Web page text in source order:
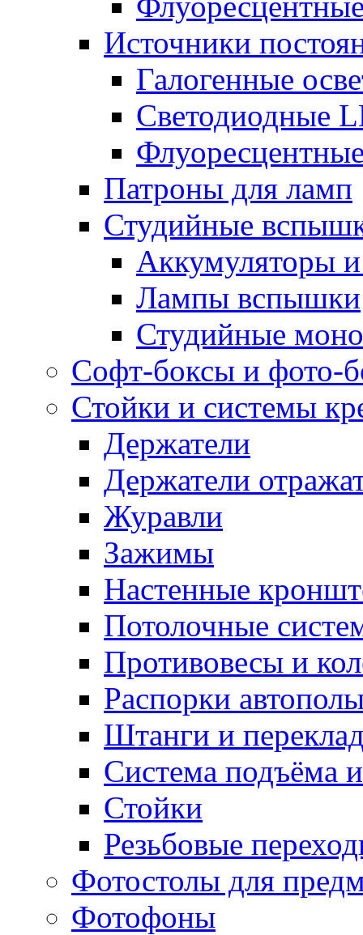
Источники
Галогенные
Светодиодные
Патроны для ламп
Студийные
Аккумуляторы
Лампы вспышки
Студийные
Софт-боксы и фото-
Стойки и системы
Держатели
Держатели
Журавли
Зажимы
Настенные
Потолочные
Противовесы и
Распорки
Штанги и
Система подъёма
Стойки
Резьбовые
Фотостолы для
Фотофоны